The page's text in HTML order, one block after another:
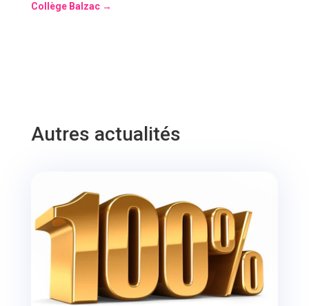
Collège Balzac→
Autres actualités